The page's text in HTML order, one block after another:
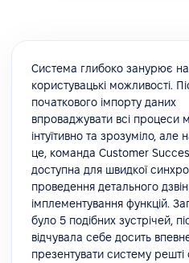
Система глибоко занурює
користувацькі можливості.
початкового імпорту даних
впроваджувати всі процеси
інтуїтивно та зрозуміло, але
це, команда Customer
доступна для швидкої
проведення детального
імплементування функцій.
було 5 подібних зустрічей,
відчувала себе досить
презентувати систему решті